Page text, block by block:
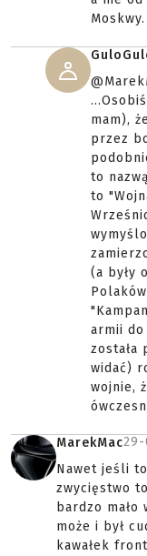
Moskwy.
mam),
przez
to
to
(a były
armii do
została
widać)
wojnie,
MarekMac29-
Nawet jeśli
zwycięstwo
bardzo
może i był
kawałek